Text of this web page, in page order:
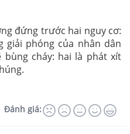
đứng trước hai nguy cơ:
giải phóng của nhân dân
cháy: hai là phát xít
Đánh giá: